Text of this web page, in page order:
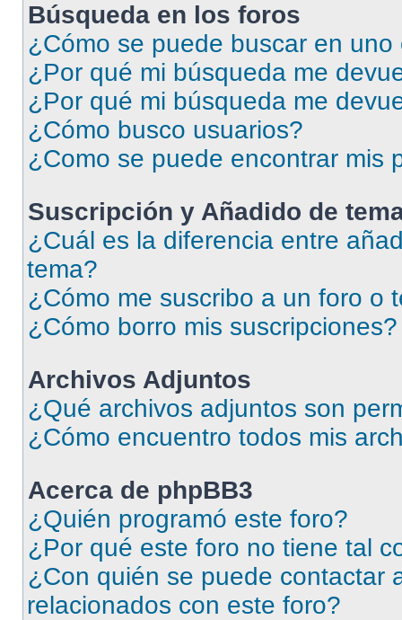
Búsqueda en los foros
¿Cómo se puede buscar en uno
¿Por qué mi búsqueda me
¿Por qué mi búsqueda me
¿Cómo busco usuarios?
¿Como se puede encontrar mis
Suscripción y Añadido de
¿Cuál es la diferencia entre
tema?
¿Cómo me suscribo a un foro o
¿Cómo borro mis suscripciones?
Archivos Adjuntos
¿Qué archivos adjuntos son
¿Cómo encuentro todos mis
Acerca de phpBB3
¿Quién programó este foro?
¿Por qué este foro no tiene tal
¿Con quién se puede contactar
relacionados con este foro?